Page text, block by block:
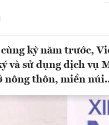
cùng kỳ năm trước,
và sử dụng dịch vụ
nông thôn, miền